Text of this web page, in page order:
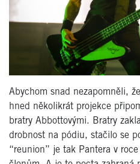
Abychom snad nezapomněli,
hned několikrát projekce
bratry Abbottovými. Bratry
drobnost na pódiu, stačilo se
“reunion” je tak Pantera v